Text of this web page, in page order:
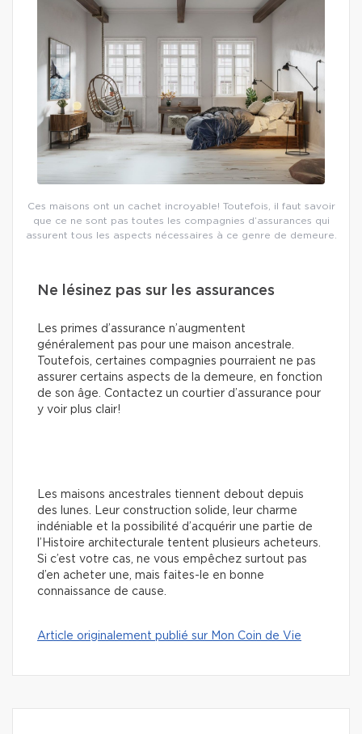
Ces maisons ont un cachet incroyable! Toutefois, il faut savoir
que ce ne sont pas toutes les compagnies d’assurances qui
assurent tous les aspects nécessaires à ce genre de demeure.
Ne lésinez pas sur les assurances
Les primes d’assurance n’augmentent
généralement pas pour une maison ancestrale.
Toutefois, certaines compagnies pourraient ne pas
assurer certains aspects de la demeure, en fonction
de son âge. Contactez un courtier d’assurance pour
y voir plus clair!
Les maisons ancestrales tiennent debout depuis
des lunes. Leur construction solide, leur charme
indéniable et la possibilité d’acquérir une partie de
l’Histoire architecturale tentent plusieurs acheteurs.
Si c’est votre cas, ne vous empêchez surtout pas
d’en acheter une, mais faites-le en bonne
connaissance de cause.
Article originalement publié sur Mon Coin de Vie